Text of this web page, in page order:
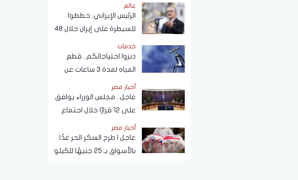
عالم
الرئيس الإيراني: خططوا
للسيطرة على إيران خلال 48
ساعة كما حدث في سوريا
خدمات
دبروا احتياجاتكم.. قطع
المياه لمدة 3 ساعات عن
هذه المناطق (اعرف
الموعد)
أخبار مصر
عاجل.. مجلس الوزراء يوافق
على 12 قرارًا خلال اجتماع
اليوم
أخبار مصر
عاجل | طرح السكر الحر غدًا
بالأسواق بـ 25 جنيهًا للكيلو